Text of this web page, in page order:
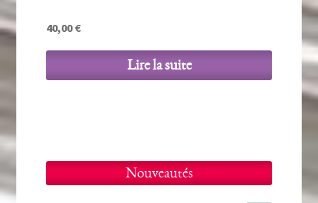
40,00€
Lire la suite
Nouveautés